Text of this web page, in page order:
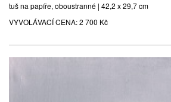
tuš na papíře, oboustranné | 42,2 x 29,7 cm
VYVOLÁVACÍ CENA:2 700 Kč